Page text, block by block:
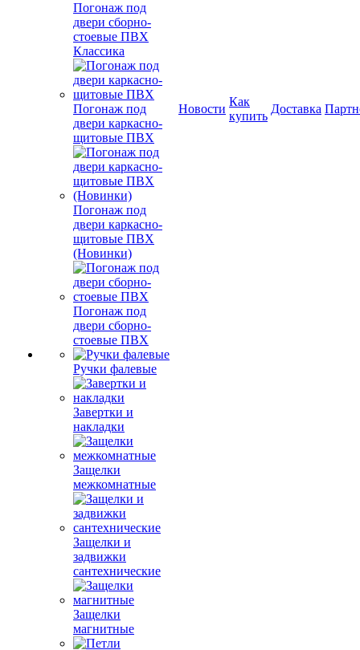
Погонаж под
двери сборно-
стоевые ПВХ
Классика
Погонаж под
двери каркасно-
щитовые ПВХ
Погонаж под
двери каркасно-
щитовые ПВХ
(Новинки)
Погонаж под
двери сборно-
стоевые ПВХ
Ручки фалевые
Завертки и
накладки
Защелки
межкомнатные
Защелки и
задвижки
сантехнические
Защелки
магнитные
Новости
Как
купить
Доставка